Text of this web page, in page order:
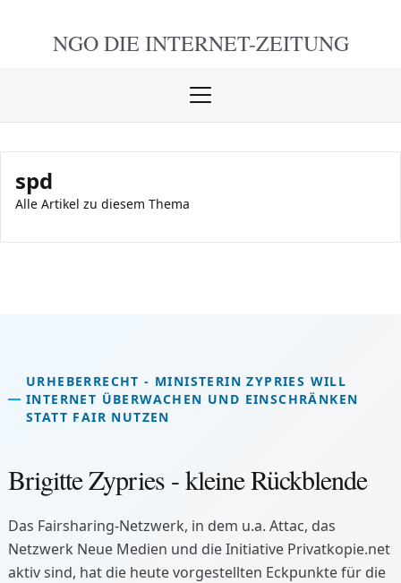
NGO DIE INTERNET-ZEITUNG
Menü
spd
Alle Artikel zu diesem Thema
URHEBERRECHT - MINISTERIN ZYPRIES WILL
INTERNET ÜBERWACHEN UND EINSCHRÄNKEN
STATT FAIR NUTZEN
Brigitte Zypries - kleine Rückblende
Das Fairsharing-Netzwerk, in dem u.a. Attac, das
Netzwerk Neue Medien und die Initiative Privatkopie.net
aktiv sind, hat die heute vorgestellten Eckpunkte für die